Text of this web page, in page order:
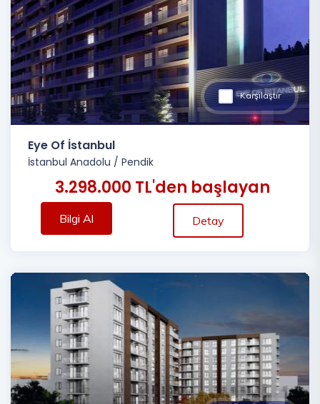
Karşılaştır
Eye Of İstanbul
İstanbul Anadolu / Pendik
3.298.000 TL'den başlayan
Bilgi Al Detay